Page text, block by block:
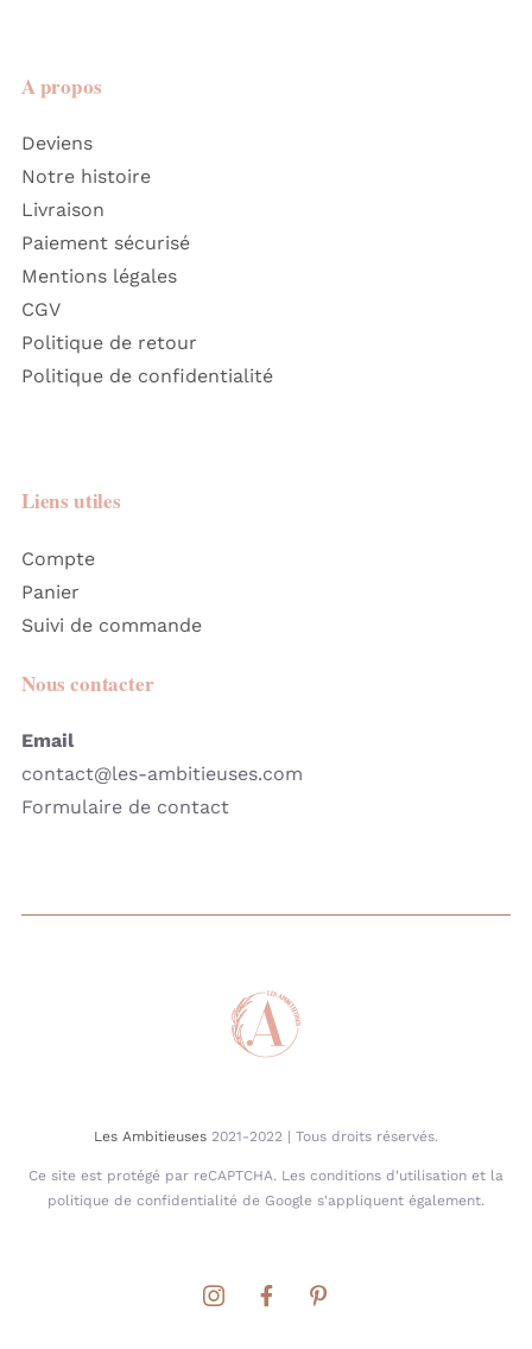
A propos
Deviens
Notre histoire
Livraison
Paiement sécurisé
Mentions légales
CGV
Politique de retour
Politique de confidentialité
Liens utiles
Compte
Panier
Suivi de commande
Nous contacter
Email
contact@les-ambitieuses.com
Formulaire de contact
Les Ambitieuses 2021-2022 | Tous droits réservés.
Ce site est protégé par reCAPTCHA. Les conditions d'utilisation et la
politique de confidentialité de Google s'appliquent également.